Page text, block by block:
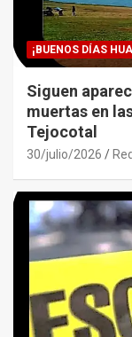
¡BUENOS DÍAS
Siguen
muertas en
Tejocotal
30/julio/2026